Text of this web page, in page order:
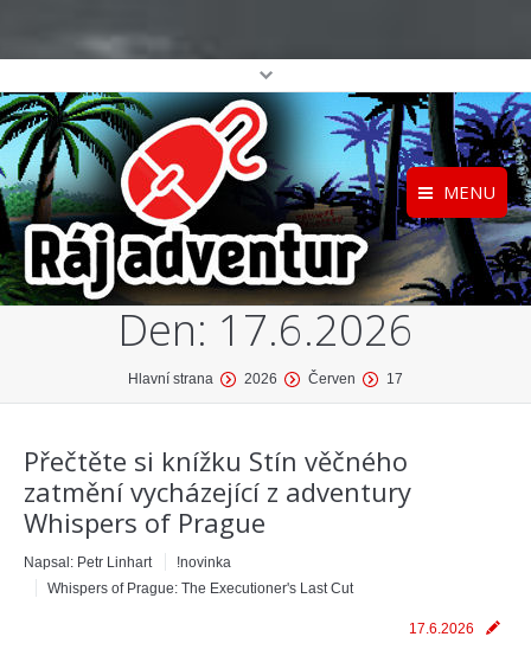
MENU
Registrace
Přihlášení
Home
O projektu
Katalog her
Den: 17.6.2026
Hlavní strana 2026 Červen 17
Přečtěte si knížku Stín věčného
zatmění vycházející z adventury
Whispers of Prague
Napsal: Petr Linhart
!novinka
Whispers of Prague: The Executioner's Last Cut
17.6.2026